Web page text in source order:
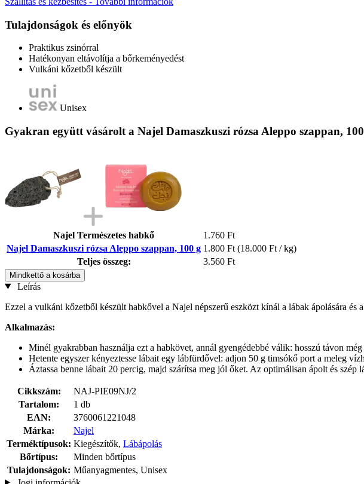
Tulajdonságok és előnyök
Praktikus zsinórral
Hatékonyan eltávolítja a bőrkeményedést
Vulkáni kőzetből készült
Unisex
Gyakran együtt vásárolt a Najel Damaszkuszi rózsa Aleppo szappan,
Najel Természetes habkő
1.760 Ft
Najel Damaszkuszi rózsa Aleppo szappan, 100 g 1.800 Ft (18.000 Ft / kg)
Teljes összeg:
3.560 Ft
Mindkettő a kosárba
Leírás
Ezzel a vulkáni kőzetből készült habkővel a Najel népszerű eszközt kínál a lábak ápolására
Alkalmazás:
Minél gyakrabban használja ezt a habkövet, annál gyengédebbé válik: hosszú távon
Hetente egyszer kényeztesse lábait egy lábfürdővel: adjon 50 g timsókő port a meleg
Áztassa benne lábait 20 percig, majd szárítsa meg jól őket. Az optimálisan ápolt és
Cikkszám:
NAJ-PIE09NJ/2
Tartalom:
1 db
EAN:
3760061221048
Márka:
Najel
Terméktípusok: Kiegészítők, Lábápolás
Bőrtípus:
Minden bőrtípus
Tulajdonságok: Műanyagmentes, Unisex